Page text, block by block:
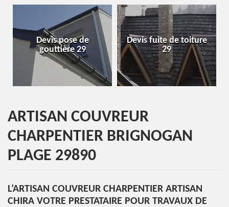
Devis fuite de toiture
29
Entreprise de toiture
29
ARTISAN COUVREUR
CHARPENTIER BRIGNOGAN
PLAGE 29890
L’ARTISAN COUVREUR CHARPENTIER ARTISAN
CHIRA VOTRE PRESTATAIRE POUR TRAVAUX DE